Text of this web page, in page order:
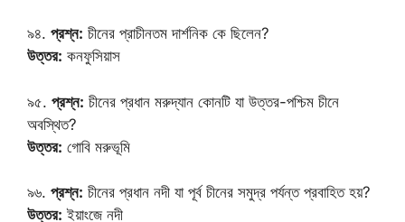
৯৪. প্রশ্ন: চীনের প্রাচীনতম দার্শনিক কে ছিলেন?
উত্তর: কনফুসিয়াস
৯৫. প্রশ্ন: চীনের প্রধান মরুদ্যান কোনটি যা উত্তর-পশ্চিম চীনে
অবস্থিত?
উত্তর: গোবি মরুভূমি
৯৬. প্রশ্ন: চীনের প্রধান নদী যা পূর্ব চীনের সমুদ্র পর্যন্ত প্রবাহিত হয়?
উত্তর: ইয়াংজে নদী